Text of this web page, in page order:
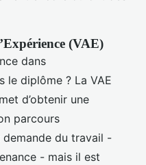
(VAE)
dans
le diplôme ? La VAE
d’obtenir une
parcours
demande du travail -
- mais il est